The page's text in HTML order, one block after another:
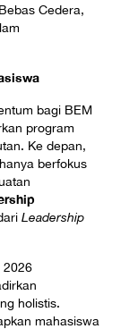
Cedera,
bagi BEM
program
Ke depan,
berfokus
Leadership
2026
holistis.
mahasiswa